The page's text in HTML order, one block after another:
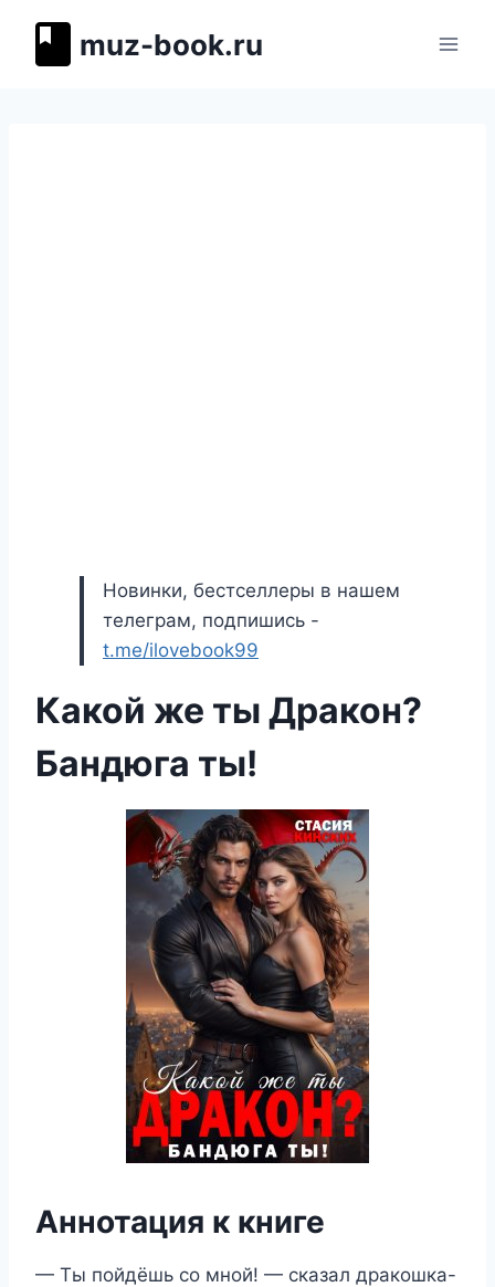
muz-book.ru
Новинки, бестселлеры в нашем
телеграм, подпишись -
t.me/ilovebook99
Какой же ты Дракон?
Бандюга ты!
Аннотация к книге
— Ты пойдёшь со мной! — сказал дракошка-